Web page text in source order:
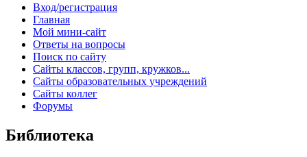
Вход/регистрация
Главная
Мой мини-сайт
Ответы на вопросы
Поиск по сайту
Сайты классов, групп, кружков...
Сайты образовательных учреждений
Сайты коллег
Форумы
Библиотека